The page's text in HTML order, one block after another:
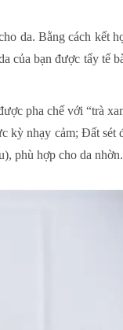
da. Bằng cách kết
của bạn được tẩy tế
pha chế với “trà
kỳ nhạy cảm; Đất sét
phù hợp cho da nhờn.